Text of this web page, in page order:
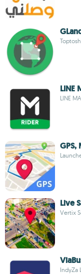
LINE
LINE
GPS,
Live
Vertix
IndyZa